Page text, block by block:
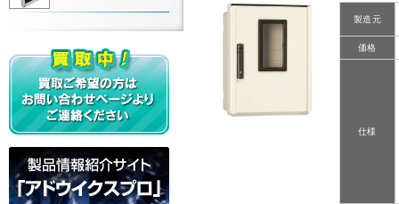
製造元
価格
仕様